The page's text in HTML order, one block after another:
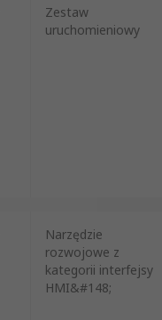
Zestaw
uruchomieniowy
Narzędzie
rozwojowe z
kategorii interfejsy
HMI&#148;